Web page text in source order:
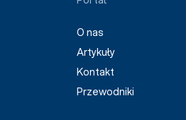
O nas
Artykuły
Kontakt
Przewodniki